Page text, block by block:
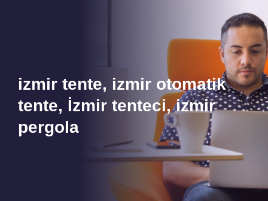
izmir tente, izmir otomatik
tente, İzmir tenteci, izmir
pergola